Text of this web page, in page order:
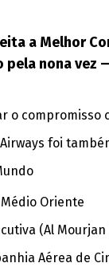
a Melhor
nona
o
foi
Oriente
(Al
Aérea de